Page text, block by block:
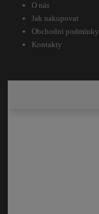
O nás
Jak nakupovat
Obchodní podmínky
Kontakty